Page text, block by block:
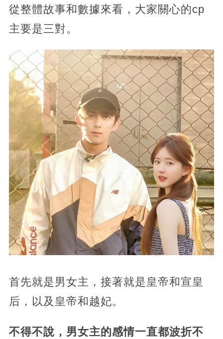
從整體故事和數據來看，大家關心的cp
主要是三對。
首先就是男女主，接著就是皇帝和宣皇
后，以及皇帝和越妃。
不得不說，男女主的感情一直都波折不